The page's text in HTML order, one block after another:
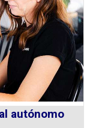
autónomo